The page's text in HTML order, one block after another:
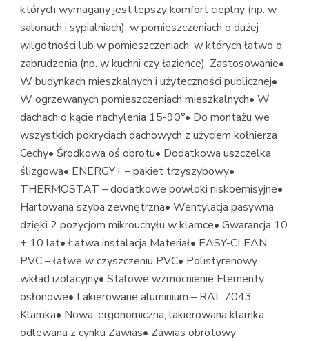
których wymagany jest lepszy komfort cieplny (np. w
salonach i sypialniach), w pomieszczeniach o dużej
wilgotności lub w pomieszczeniach, w których łatwo o
zabrudzenia (np. w kuchni czy łazience). Zastosowanie•
W budynkach mieszkalnych i użyteczności publicznej•
W ogrzewanych pomieszczeniach mieszkalnych• W
dachach o kącie nachylenia 15-90°• Do montażu we
wszystkich pokryciach dachowych z użyciem kołnierza
Cechy• Środkowa oś obrotu• Dodatkowa uszczelka
ślizgowa• ENERGY+ – pakiet trzyszybowy•
THERMOSTAT – dodatkowe powłoki niskoemisyjne•
Hartowana szyba zewnętrzna• Wentylacja pasywna
dzięki 2 pozycjom mikrouchyłu w klamce• Gwarancja 10
+ 10 lat• Łatwa instalacja Materiał• EASY-CLEAN
PVC – łatwe w czyszczeniu PVC• Polistyrenowy
wkład izolacyjny• Stalowe wzmocnienie Elementy
osłonowe• Lakierowane aluminium – RAL 7043
Klamka• Nowa, ergonomiczna, lakierowana klamka
odlewana z cynku Zawias• Zawias obrotowy